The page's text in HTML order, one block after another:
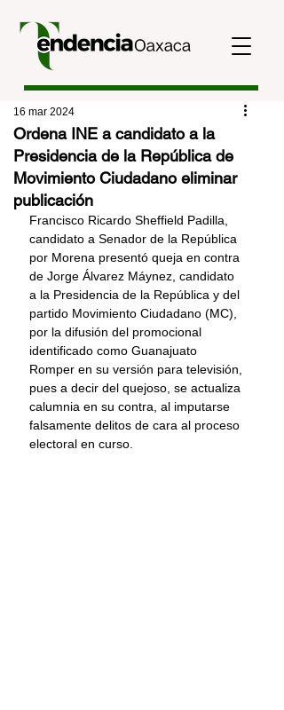
Ordena INE a candidato a la
Presidencia de la República de
Movimiento Ciudadano eliminar
publicación
16 mar 2024
Francisco Ricardo Sheffield Padilla,
candidato a Senador de la República
por Morena presentó queja en contra
de Jorge Álvarez Máynez, candidato
a la Presidencia de la República y del
partido Movimiento Ciudadano (MC),
por la difusión del promocional
identificado como Guanajuato
Romper en su versión para televisión,
pues a decir del quejoso, se actualiza
calumnia en su contra, al imputarse
falsamente delitos de cara al proceso
electoral en curso.